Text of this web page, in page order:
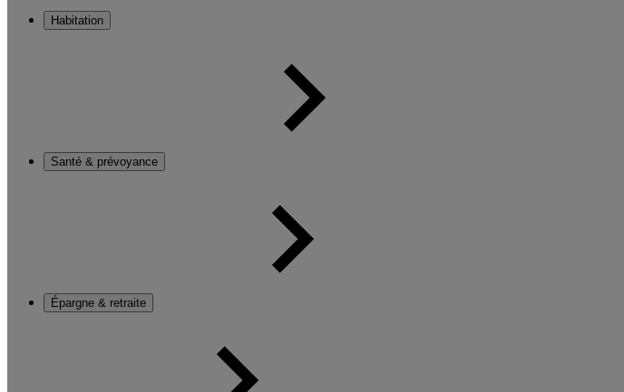
Habitation
Santé & prévoyance
Épargne & retraite